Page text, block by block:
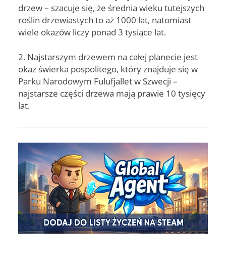
drzew – szacuje się, że średnia wieku tutejszych
roślin drzewiastych to aż 1000 lat, natomiast
wiele okazów liczy ponad 3 tysiące lat.
2. Najstarszym drzewem na całej planecie jest
okaz świerka pospolitego, który znajduje się w
Parku Narodowym Fulufjallet w Szwecji –
najstarsze części drzewa mają prawie 10 tysięcy
lat.